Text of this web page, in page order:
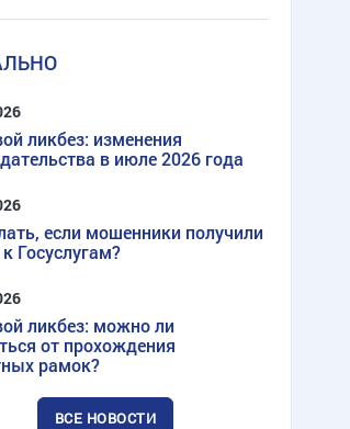
ликбез: изменения
в июле 2026 года
если мошенники получили
Госуслугам?
ликбез: можно ли
от прохождения
рамок?
ВСЕ НОВОСТИ